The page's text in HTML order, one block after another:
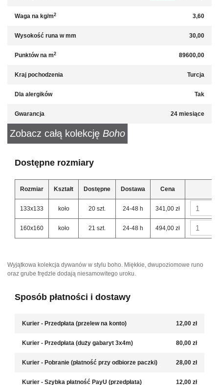
Waga na kg/m2 3,60
Wysokość runa w mm 30,00
Punktów na m2 89600,00
Kraj pochodzenia Turcja
Dla alergików Tak
Gwarancja 24 miesiące
Zobacz całą kolekcję Boho
Dostępne rozmiary
Rozmiar Kształt Dostępne Dostawa Cena
133x133 koło 20 szt. 24-48 h 341,00 zł
160x160 koło 21 szt. 24-48 h 494,00 zł
Wyjątkowa kolekcja dywanów w stylu boho. Miękkie, dwupoziomowe runo
oraz grube frędzle dodają niesamowitego uroku.
Sposób płatności i dostawy
Kurier - Przedpłata (przelew na konto) 12,00 zł
Kurier - Przedpłata (duży gabaryt 3x4m) 80,00 zł
Kurier - Pobranie (płatność przy odbiorze paczki) 28,00 zł
Kurier - Szybka płatność PayU (przedpłata) 12,00 zł